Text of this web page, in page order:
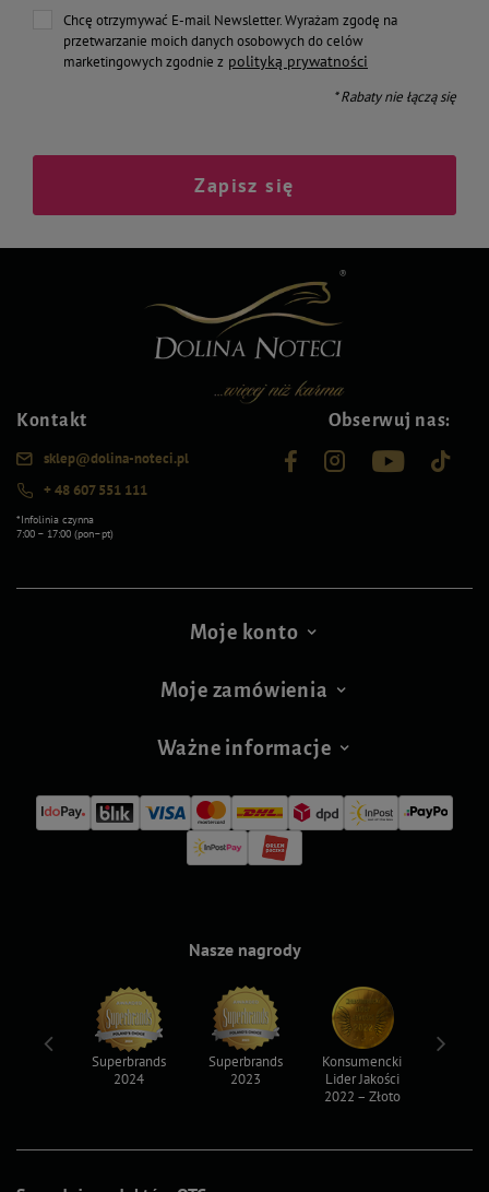
Chcę otrzymywać E-mail Newsletter. Wyrażam zgodę na
przetwarzanie moich danych osobowych do celów
marketingowych zgodnie z polityką prywatności
* Rabaty nie łączą się
Zapisz się
Kontakt
sklep@dolina-noteci.pl
+ 48 607 551 111
*Infolinia czynna
7:00 – 17:00 (pon–pt)
Obserwuj nas:
Moje konto
Moje zamówienia
Ważne informacje
Nasze nagrody
Superbrands
2024
Superbrands
2023
Konsumencki
Lider Jakości
2022 – Złoto